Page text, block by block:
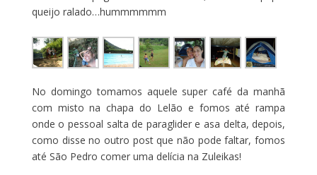
queijo ralado…hummmmmm
No domingo tomamos aquele super café da manhã
com misto na chapa do Lelão e fomos até rampa
onde o pessoal salta de paraglider e asa delta, depois,
como disse no outro post que não pode faltar, fomos
até São Pedro comer uma delícia na Zuleikas!